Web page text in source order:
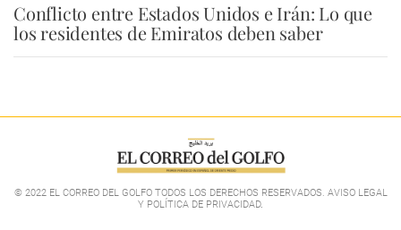
Conflicto entre Estados Unidos e Irán: Lo que
los residentes de Emiratos deben saber
© 2022 EL CORREO DEL GOLFO TODOS LOS DERECHOS RESERVADOS. AVISO LEGAL
Y POLÍTICA DE PRIVACIDAD.